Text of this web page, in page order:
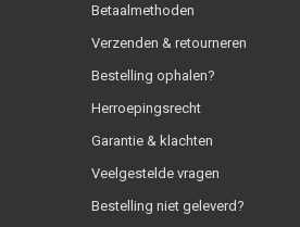
Betaalmethoden
Verzenden & retourneren
Bestelling ophalen?
Herroepingsrecht
Garantie & klachten
Veelgestelde vragen
Bestelling niet geleverd?